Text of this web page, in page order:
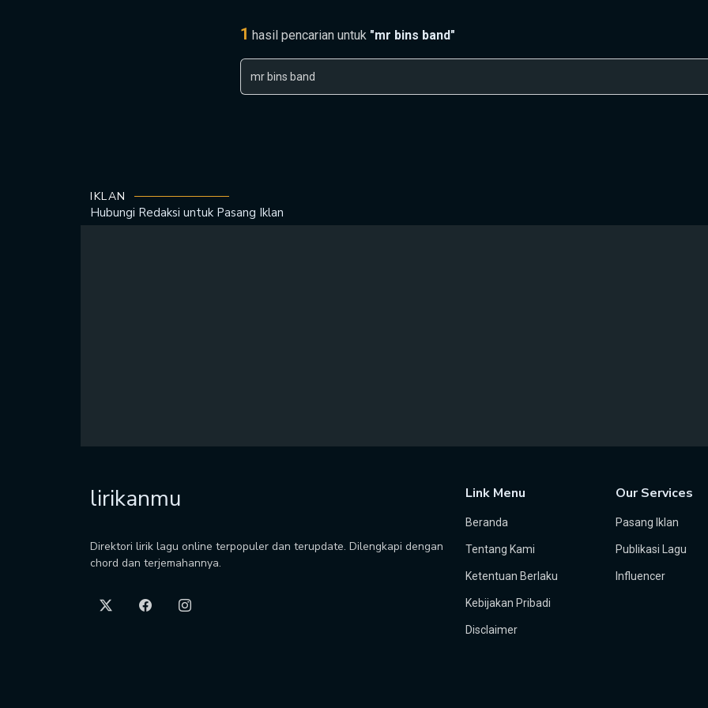
1 hasil pencarian untuk "mr bins band"
IKLAN
Hubungi Redaksi untuk Pasang Iklan
lirikanmu
Direktori lirik lagu online terpopuler dan terupdate. Dilengkapi dengan
chord dan terjemahannya.
Link Menu
Beranda
Tentang Kami
Ketentuan Berlaku
Kebijakan Pribadi
Disclaimer
Our Services
Pasang Iklan
Publikasi Lagu
Influencer